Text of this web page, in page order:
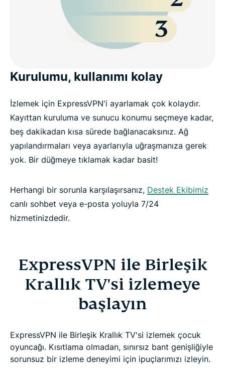
Kurulumu, kullanımı kolay
İzlemek için ExpressVPN'i ayarlamak çok kolaydır.
Kayıttan kuruluma ve sunucu konumu seçmeye kadar,
beş dakikadan kısa sürede bağlanacaksınız. Ağ
yapılandırmaları veya ayarlarıyla uğraşmanıza gerek
yok. Bir düğmeye tıklamak kadar basit!
Herhangi bir sorunla karşılaşırsanız, Destek Ekibimiz
canlı sohbet veya e-posta yoluyla 7/24
hizmetinizdedir.
ExpressVPN ile Birleşik
Krallık TV'si izlemeye
başlayın
ExpressVPN ile Birleşik Krallık TV'si izlemek çocuk
oyuncağı. Kısıtlama olmadan, sınırsız bant genişliğiyle
sorunsuz bir izleme deneyimi için ipuçlarımızı izleyin.